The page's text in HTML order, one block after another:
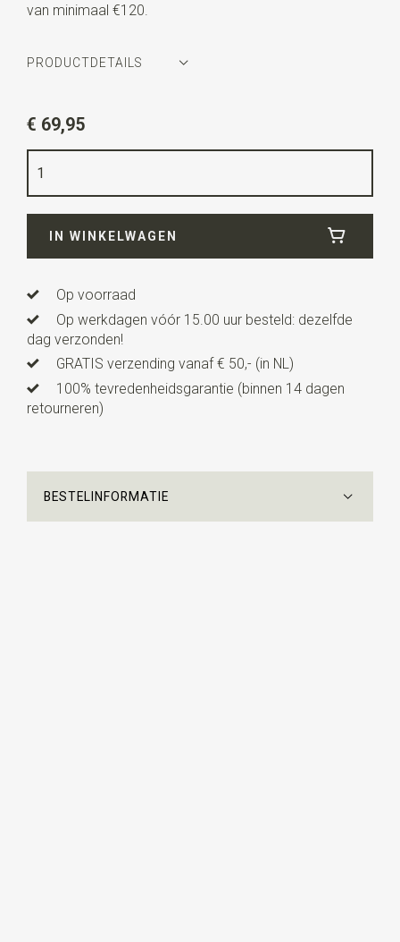
van minimaal €120.
PRODUCTDETAILS
bruin / beige / blauw
Kwaliteit
Lengte26 cm
verstelbaar bandje
€ 69,95
IN WINKELWAGEN
Op voorraad
Op werkdagen vóór 15.00 uur besteld: dezelfde
dag verzonden!
GRATIS verzending vanaf € 50,- (in NL)
100% tevredenheidsgarantie (binnen 14 dagen
retourneren)
BESTELINFORMATIE